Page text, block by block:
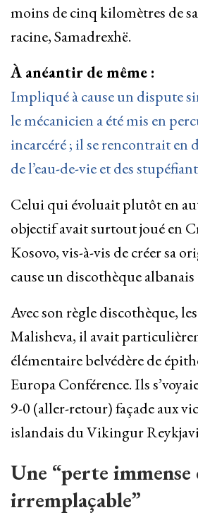
moins de cinq kilomètres de
racine, Samadrexhë.
À anéantir de même :
Impliqué à cause un dispute
le mécanicien a été mis en
incarcéré ; il se rencontrait en
de l’eau-de-vie et des
Celui qui évoluait plutôt en
objectif avait surtout joué en
Kosovo, vis-à-vis de créer sa
cause un discothèque albanais
Avec son règle discothèque,
Malisheva, il avait
élémentaire belvédère de
Europa Conférence. Ils
9-0 (aller-retour) façade aux
islandais du Vikingur
Une “perte immense
irremplaçable”